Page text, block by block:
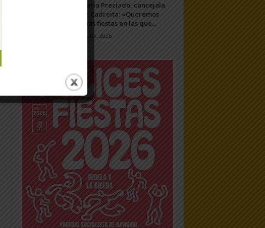
María Preciado, concejala
de Cadreita: «Queremos
unas fiestas en las que...
7 julio, 2026